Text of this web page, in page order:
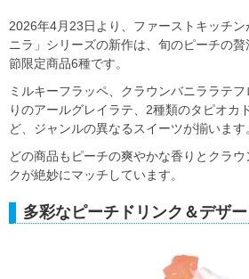
2026年4月23日より、ファーストキッチ
ニラ」シリーズの新作は、旬のピーチの
節限定商品6種です。
ミルキーフラッペ、クラウンバニララテ
りのアールグレイラテ、2種類のタピオカ
ど、ジャンルの異なるスイーツが揃います
どの商品もピーチの爽やかな香りとクラ
クが絶妙にマッチしています。
多彩なピーチドリンク＆デザ